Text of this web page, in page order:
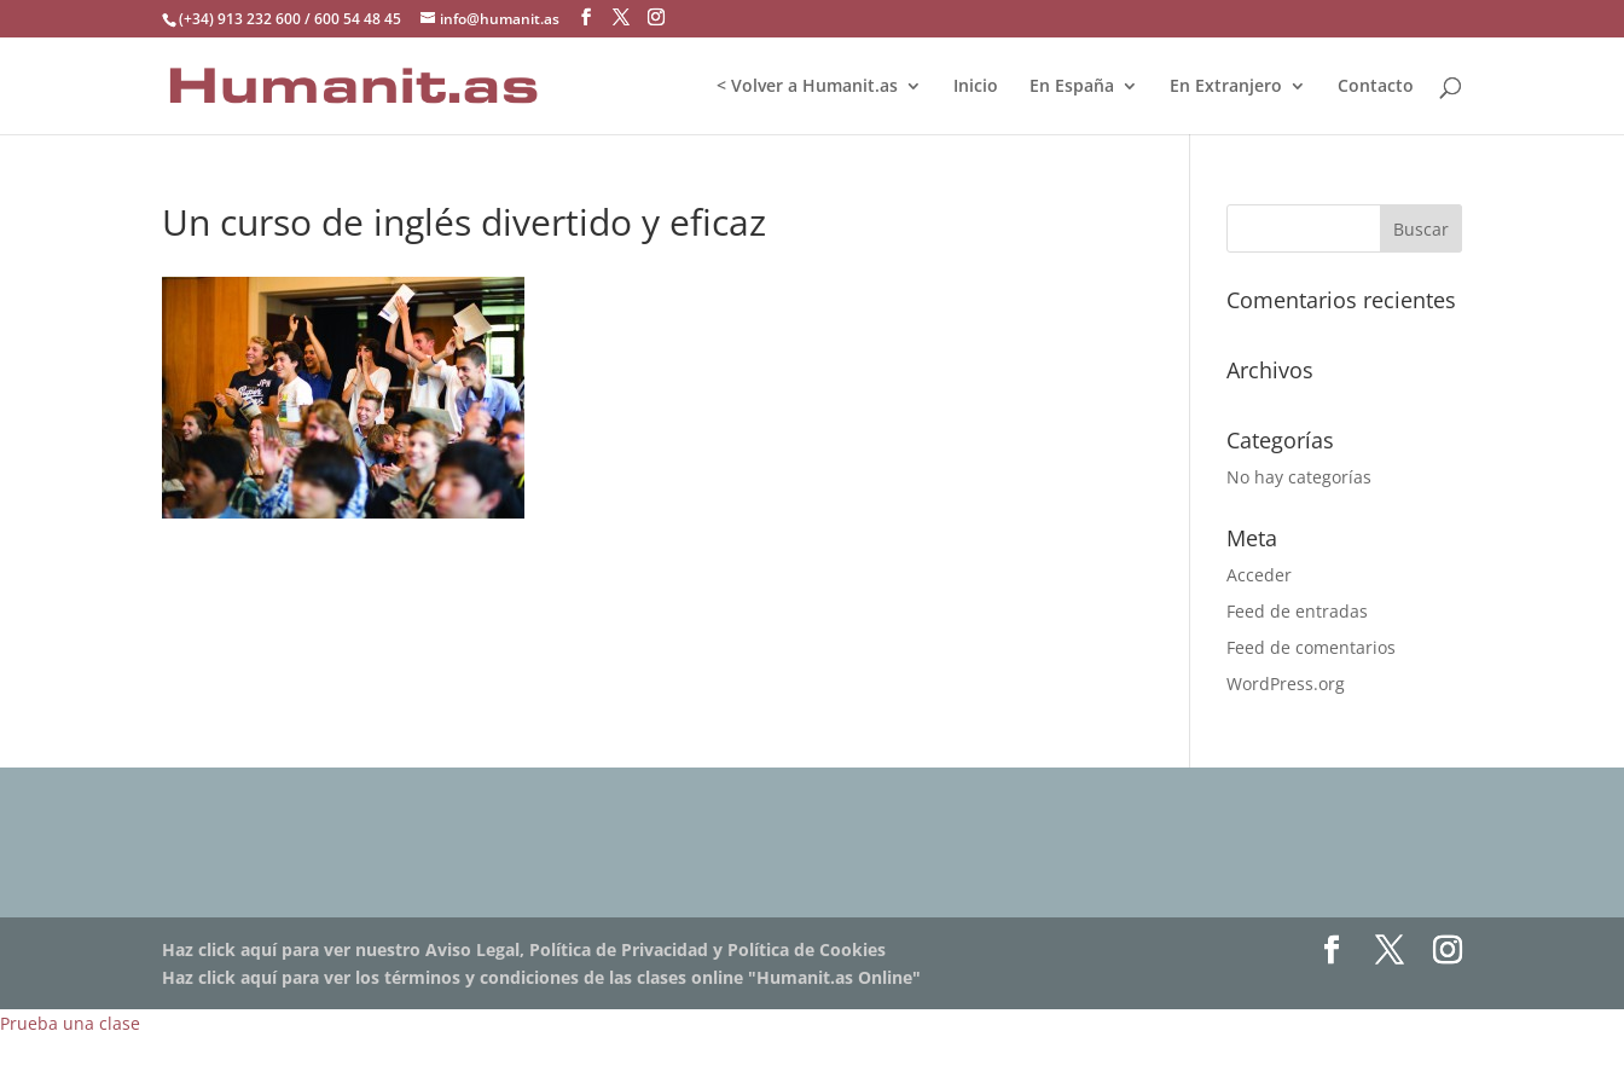
(+34) 913 232 600 / 600 54 48 45 info@humanit.as
< Volver a Humanit.as Inicio En España En Extranjero Contacto
Un curso de inglés divertido y eficaz
Comentarios recientes
Archivos
Categorías
No hay categorías
Meta
Acceder
Feed de entradas
Feed de comentarios
WordPress.org
Haz click aquí para ver nuestro Aviso Legal, Política de Privacidad y Política de Cookies
Haz click aquí para ver los términos y condiciones de las clases online "Humanit.as Online"
Prueba una clase